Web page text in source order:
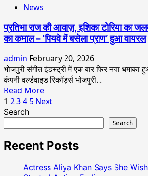
Miss
Glamourfaceworld
HARMONY:
A
Romantic
Set
To
Stir
Emotions
And
Mystery
News
प्रतिभा राज की आवाज़, इशिका टोरिया का
का कमाल – ‘पियवे में बसेला प्राण’ हुआ वायरल
admin February 20, 2026
भोजपुरी संगीत इंडस्ट्री में एक बार फिर नया
कंपनी वर्ल्डवाइड रिकॉर्ड्स भोजपुरी...
Read MoreRead
more
की
इशिका
Posts
pagination
1 234 5 Next
Search
Search
Recent Posts
Actress Aliya Khan Says She